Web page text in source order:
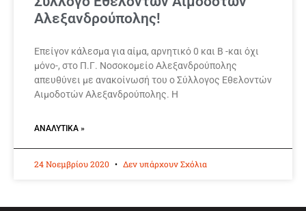
Αλεξανδρούπολης!
Επείγον κάλεσμα για αίμα, αρνητικό 0 και Β -και όχι
μόνο-, στο Π.Γ. Νοσοκομείο Αλεξανδρούπολης
απευθύνει με ανακοίνωσή του ο Σύλλογος Εθελοντών
Αιμοδοτών Αλεξανδρούπολης. Η
ΑΝΑΛΥΤΙΚΆ »
24 Νοεμβρίου 2020 Δεν υπάρχουν Σχόλια